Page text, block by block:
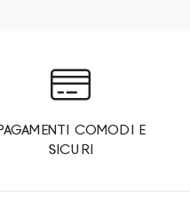
COMODI E
SICURI